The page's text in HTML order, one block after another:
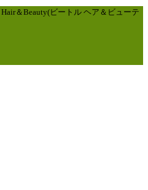
＆Beauty(ビートル ヘア＆ビューテ